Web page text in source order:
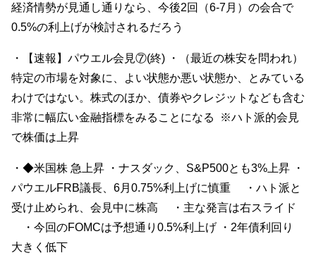
経済情勢が見通し通りなら、今後2回（6-7月）の会合で
0.5%の利上げが検討されるだろう
・【速報】パウエル会見⑦(終) ・（最近の株安を問われ）
特定の市場を対象に、よい状態か悪い状態か、とみている
わけではない。株式のほか、債券やクレジットなども含む
非常に幅広い金融指標をみることになる ※ハト派的会見
で株価は上昇
・◆米国株 急上昇 ・ナスダック、S&P500とも3%上昇 ・
パウエルFRB議長、6月0.75%利上げに慎重 ・ハト派と
受け止められ、会見中に株高 ・主な発言は右スライド
・今回のFOMCは予想通り0.5%利上げ ・2年債利回り
大きく低下